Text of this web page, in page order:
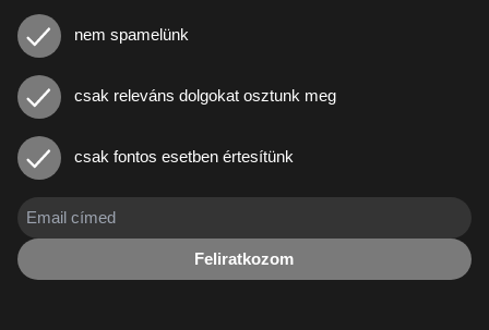
nem spamelünk
csak releváns dolgokat osztunk meg
csak fontos esetben értesítünk
Feliratkozom